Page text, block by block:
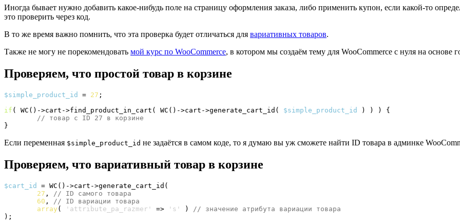
Иногда бывает нужно добавить какое-нибудь поле на страницу оформления заказа, либо применить купон, если какой-то
это проверить через код.
В то же время важно помнить, что эта проверка будет отличаться для вариативных товаров.
Также не могу не порекомендовать мой курс по WooCommerce, в котором мы создаём тему для WooCommerce с нуля на основе
Проверяем, что простой товар в корзине
$simple_product_id = 27 ;
if ( WC ( ) ->cart ->find_product_in_cart ( WC ( ) ->cart ->generate_cart_id ( $simple_product_id ) ) )
{
// товар с ID 27 в корзине
}
Если переменная $simple_product_id не задаётся в самом коде, то я думаю вы уж сможете найти ID товара в админке
Проверяем, что вариативный товар в корзине
$cart_id = WC ( ) ->cart ->generate_cart_id (
27 ,
// ID самого товара
60 ,
// ID вариации товара
array ( 'attribute_pa_razmer' => 's' )
// значение атрибута вариации товара
) ;